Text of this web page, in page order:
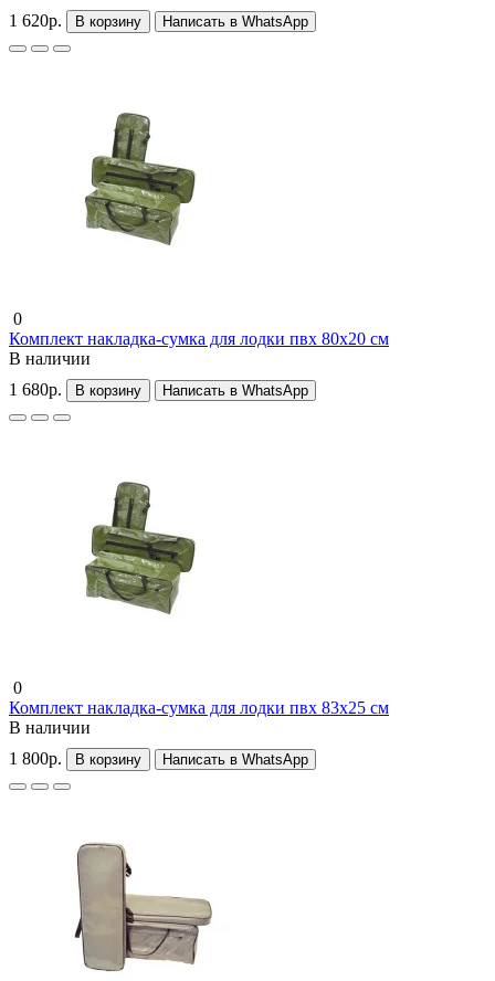
1 620р.
В корзину Написать в WhatsApp
0
Комплект накладка-сумка для лодки пвх 80х20 см
В наличии
1 680р.
В корзину Написать в WhatsApp
0
Комплект накладка-сумка для лодки пвх 83х25 см
В наличии
1 800р.
В корзину Написать в WhatsApp